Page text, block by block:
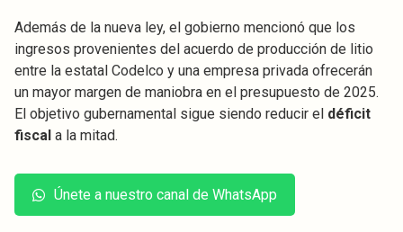
Además de la nueva ley, el gobierno mencionó que los
ingresos provenientes del acuerdo de producción de litio
entre la estatal Codelco y una empresa privada ofrecerán
un mayor margen de maniobra en el presupuesto de 2025.
El objetivo gubernamental sigue siendo reducir el déficit
fiscal a la mitad.
Únete a nuestro canal de WhatsApp